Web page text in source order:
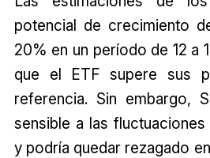
potencial de crecimiento
20% en un período de 12 a
que el ETF supere sus
referencia. Sin embargo,
sensible a las
y podría quedar rezagado